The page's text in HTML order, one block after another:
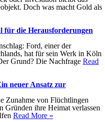
Doch was macht Gold als
die Herausforderungen
Ford, einer der
hat für sein Werk in Köln
Grund? Die Nachfrage Read
neuer Ansatz zur
Zunahme von Flüchtlingen
Gründen ihre Heimat verlassen
Read More »